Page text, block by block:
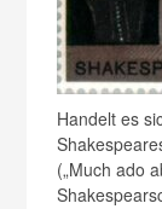
Handelt es
(„Much ado